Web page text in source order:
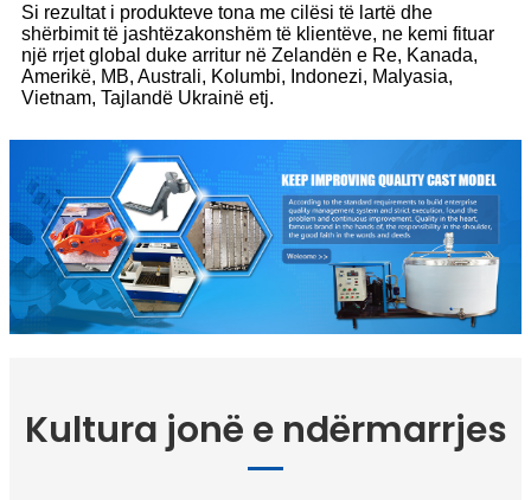
Si rezultat i produkteve tona me cilësi të lartë dhe
shërbimit të jashtëzakonshëm të klientëve, ne kemi fituar
një rrjet global duke arritur në Zelandën e Re, Kanada,
Amerikë, MB, Australi, Kolumbi, Indonezi, Malyasia,
Vietnam, Tajlandë Ukrainë etj.
Kultura jonë e ndërmarrjes